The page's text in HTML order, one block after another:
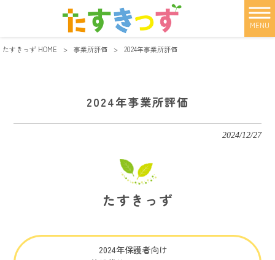
MENU
たすきっず HOME > 事業所評価 > 2024年事業所評価
2024年事業所評価
2024/12/27
たすきっず
2024年保護者向け